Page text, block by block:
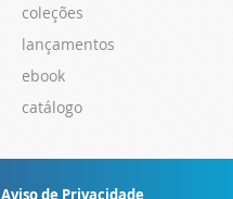
coleções
lançamentos
ebook
catálogo
Aviso de Privacidade